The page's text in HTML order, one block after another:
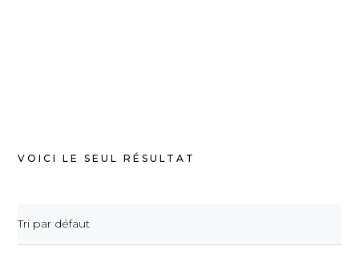
VOICI LE SEUL RÉSULTAT
Tri par défaut